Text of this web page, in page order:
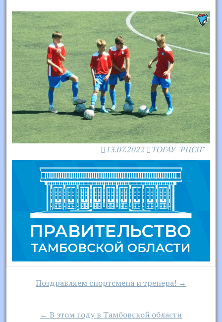
13.07.2022 ТОГАУ "РЦСП"
НавигацияПоздравляем спортсмена и тренера! →
← В этом году в Тамбовской области